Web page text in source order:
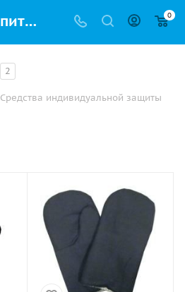
Рукавицы купить оптом и в розницу по выгодным ценам с доставкой по Санкт-Петербурге и России 0
2
Средства индивидуальной защиты